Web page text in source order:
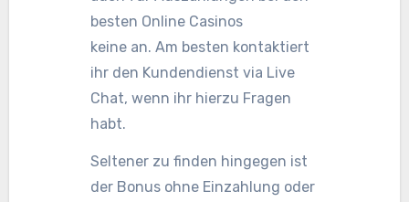
besten Online Casinos
keine an. Am besten kontaktiert
ihr den Kundendienst via Live
Chat, wenn ihr hierzu Fragen
habt.
Seltener zu finden hingegen ist
der Bonus ohne Einzahlung oder